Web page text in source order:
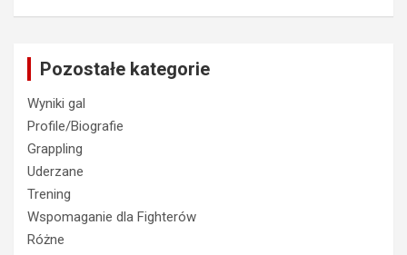
Pozostałe kategorie
Wyniki gal
Profile/Biografie
Grappling
Uderzane
Trening
Wspomaganie dla Fighterów
Różne